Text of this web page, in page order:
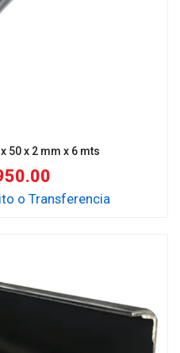
50 x 2 mm x 6 mts
o Transferencia